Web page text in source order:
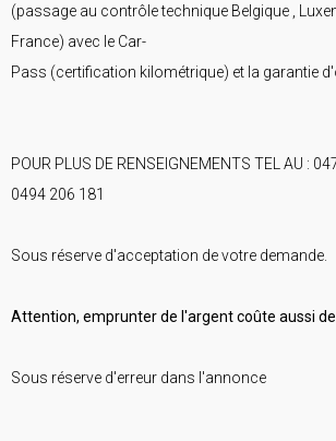
(passage au contrôle technique Belgique ,
France) avec le Car-
Pass (certification kilométrique) et la garantie
POUR PLUS DE RENSEIGNEMENTS TEL AU :
0494 206 181
Sous réserve d'acceptation de votre demande.
Attention, emprunter de l'argent coûte aussi
Sous réserve d'erreur dans l'annonce